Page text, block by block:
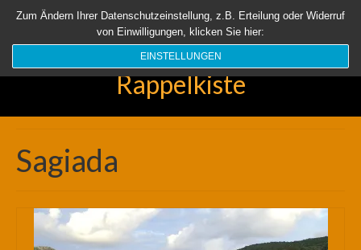
Startseite Aktuell Über uns Unsere Rappelkiste Länder
Suchen
Rappelkiste
Sagiada
Zum Ändern Ihrer Datenschutzeinstellung, z.B. Erteilung oder Widerruf
von Einwilligungen, klicken Sie hier:
EINSTELLUNGEN